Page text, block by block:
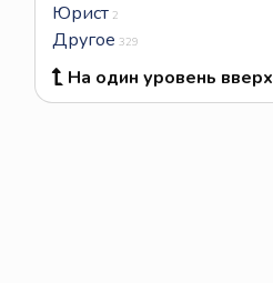
Юрист 2
Другое 329
На один уровень вверх